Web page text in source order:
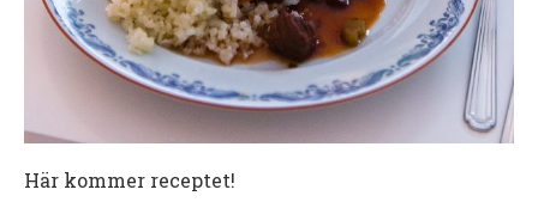
Här kommer receptet!